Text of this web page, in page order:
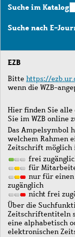
Suche im Katalog
Suche nach E-
EZB
Bitte https://
wenn die WZB-
Hier finden Sie
Sie im WZB online
Das Ampelsymbol
welchem Rahmen
Zeitschrift möglich
frei
für
nur für einen
zugänglich
nicht frei
Über die
Zeitschriftentiteln
eine alphabetisch
elektronischen